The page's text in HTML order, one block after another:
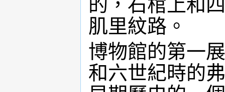
的，石棺上和
肌里紋路。
博物館的第一
和六世紀時的